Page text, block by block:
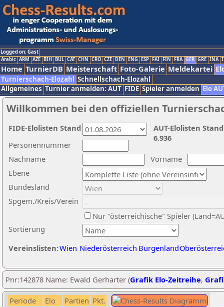
Logged on: Gast
Arabic ARM AZE BIH BUL CAT CHN CRO CZE DEN ENG ESP FAI FIN FRA GER GRE INA
Home TurnierDB Meisterschaft Foto-Galerie Meldekartei
Turnierschach-Elozahl Schnellschach-Elozahl
Allgemeines Turnier anmelden: AUT FIDE Spieler anmelden Elo
Willkommen bei den offiziellen
Nachname
Vorname
Ebene
Sortierung
Personennummer
Bundesland
Spgem./Kreis/Verein
Nur "österreichische" Spieler
Vereinslisten:Wien Niederösterreich Burgenland
AUT-Elolisten
6.936
FIDE-Elolisten Stand
Pnr:142878 Name: Ewald Gerharter (Grafik Elo-Zeitreihe,
Periode Elo Partien Pkt.